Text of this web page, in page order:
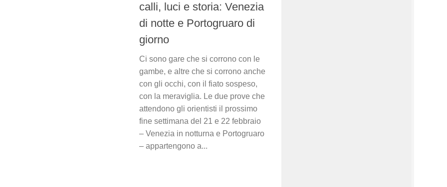
calli, luci e storia: Venezia
di notte e Portogruaro di
giorno
Ci sono gare che si corrono con le
gambe, e altre che si corrono anche
con gli occhi, con il fiato sospeso,
con la meraviglia. Le due prove che
attendono gli orientisti il prossimo
fine settimana del 21 e 22 febbraio
– Venezia in notturna e Portogruaro
– appartengono a...